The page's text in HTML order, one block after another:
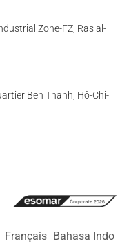
Zone-FZ, Ras al-
Ben Thanh, Hô-Chi-
Français Bahasa Indo